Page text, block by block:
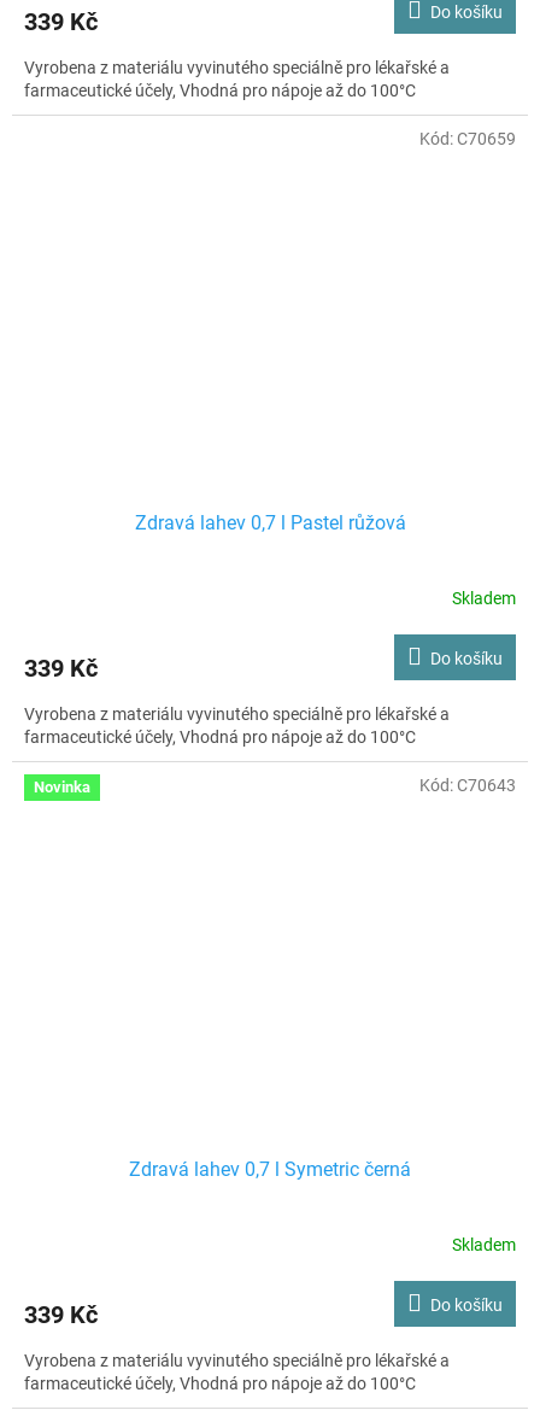
339 Kč Do košíku
Vyrobena z materiálu vyvinutého speciálně pro lékařské a
farmaceutické účely, Vhodná pro nápoje až do 100°C
Zdravá lahev 0,7 l Pastel růžová
Skladem
339 Kč Do košíku
Vyrobena z materiálu vyvinutého speciálně pro lékařské a
farmaceutické účely, Vhodná pro nápoje až do 100°C
Kód:C70659
Novinka
Zdravá lahev 0,7 l Symetric černá
Skladem
339 Kč Do košíku
Vyrobena z materiálu vyvinutého speciálně pro lékařské a
farmaceutické účely, Vhodná pro nápoje až do 100°C
Kód:C70643